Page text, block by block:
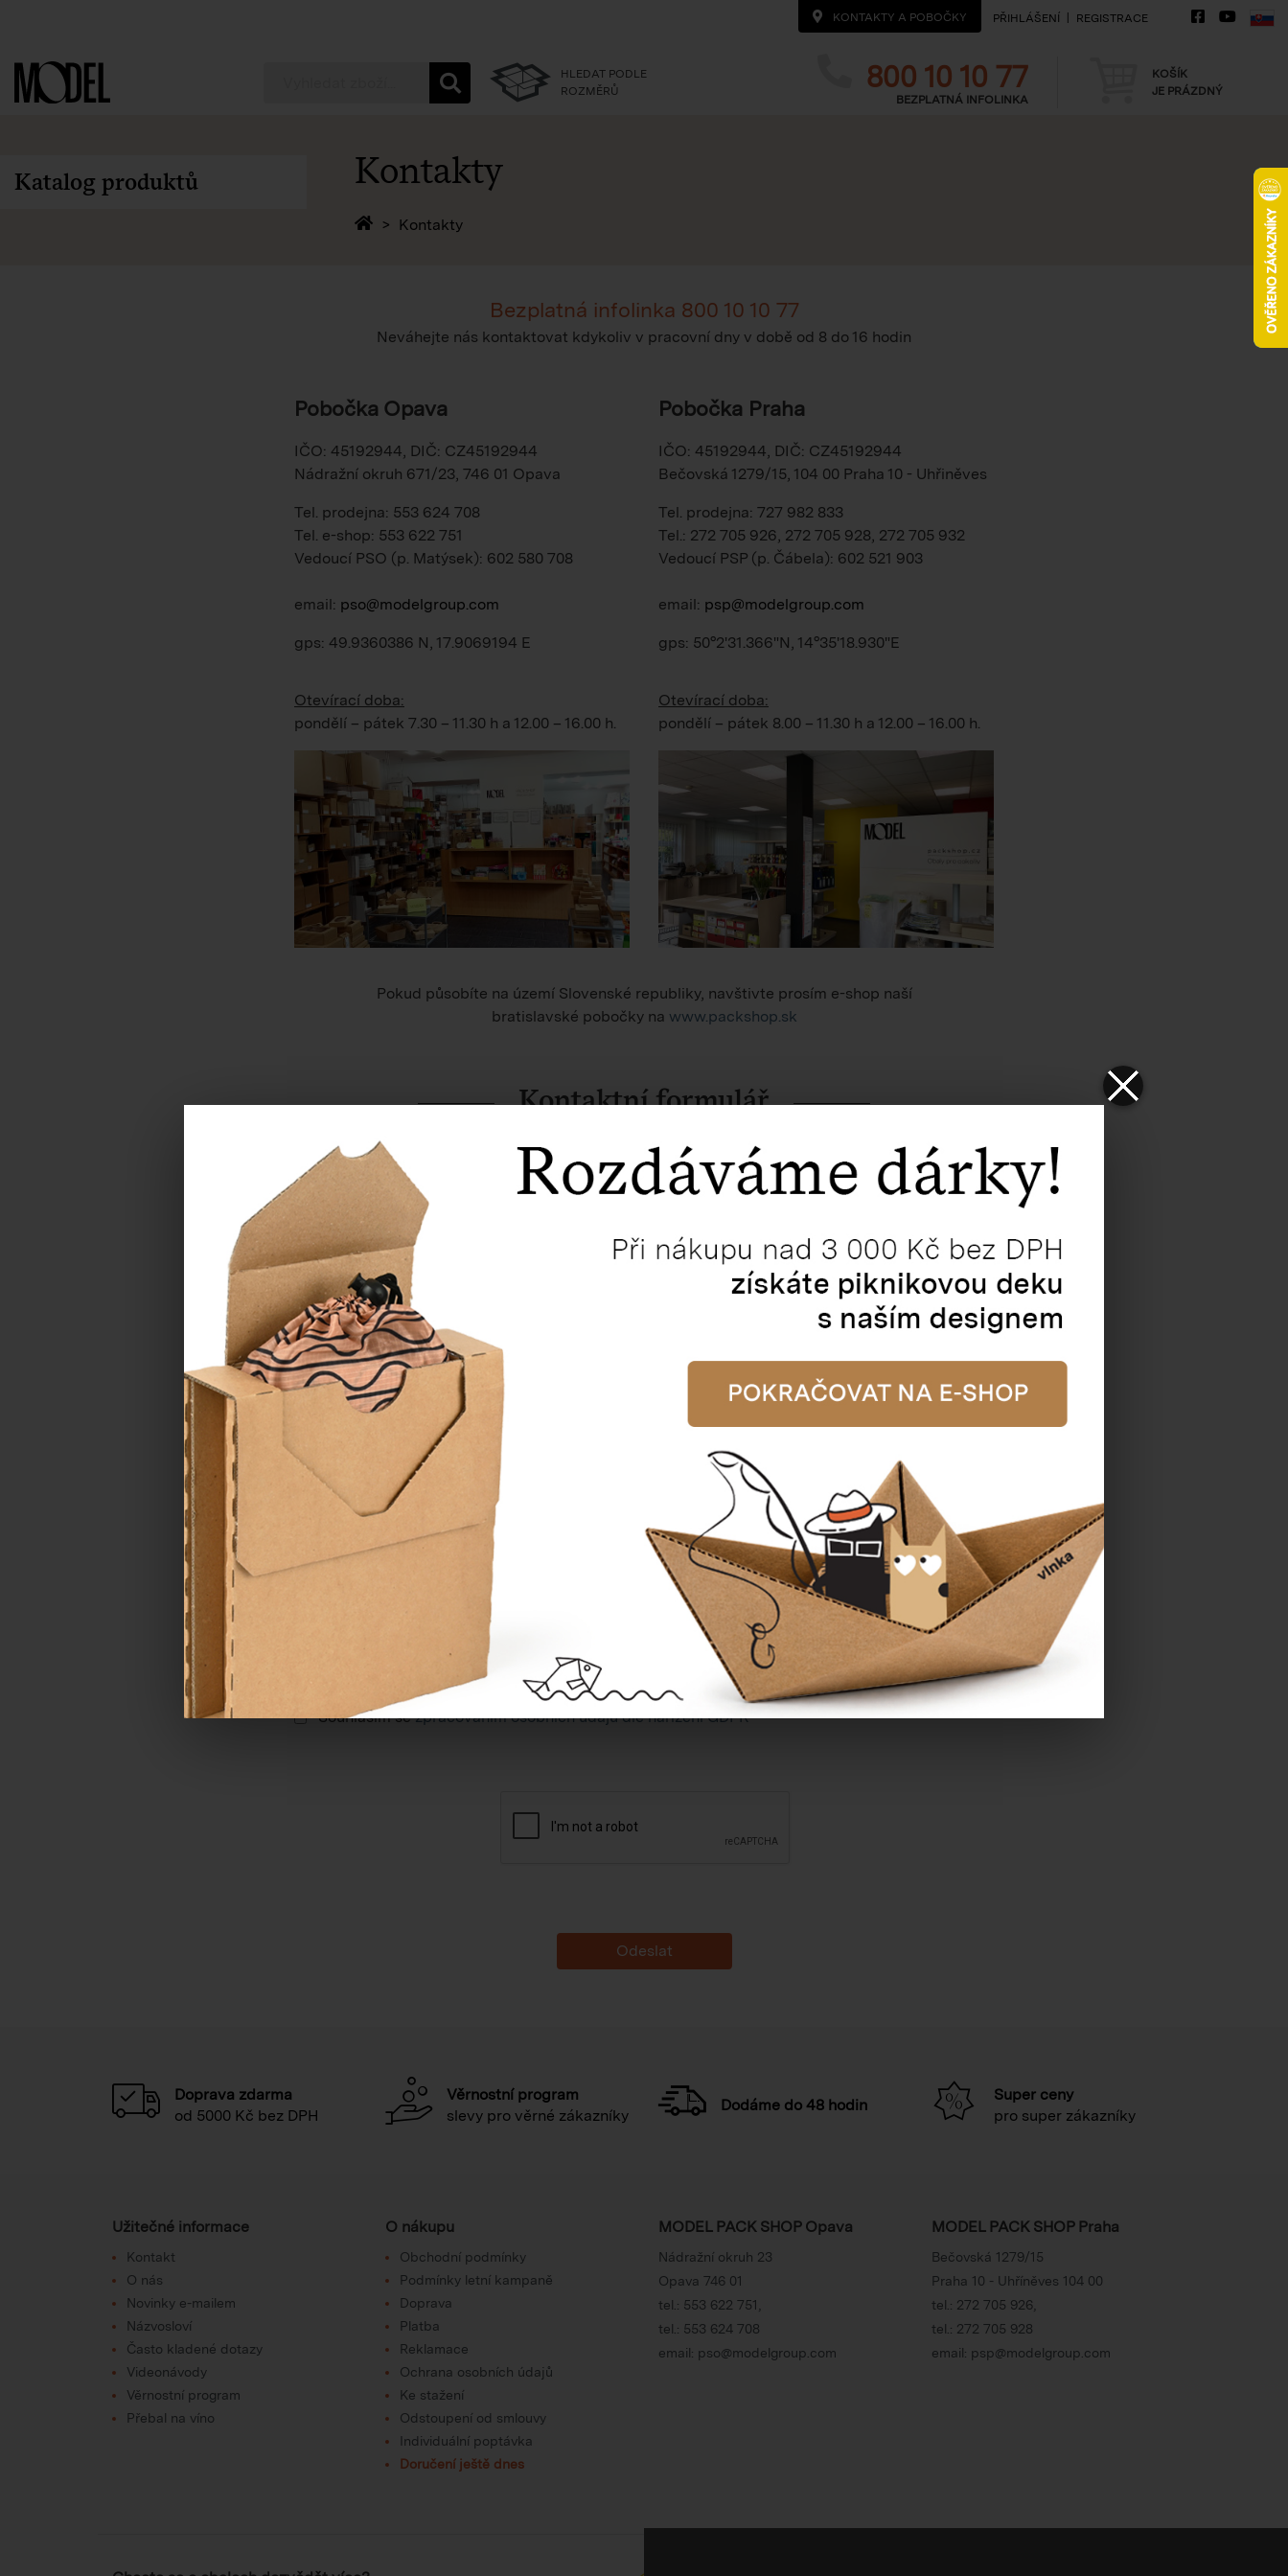
KONTAKTY A POBOČKY PŘIHLÁŠENÍ REGISTRACE
PackShop
HLEDAT PODLE
ROZMĚRŮ
Telefon
800 10 10 77
BEZPLATNÁ INFOLINKA Košík
KOŠÍK
JE PRÁZDNÝ
Katalog produktů Kontakty
Zpět na homepage
Kontakty
Bezplatná infolinka 800 10 10 77
Neváhejte nás kontaktovat kdykoliv v pracovní dny v době od 8 do 16 hodin
Pobočka Opava
IČO: 45192944, DIČ: CZ45192944
Nádražní okruh 671/23, 746 01 Opava
Tel. prodejna: 553 624 708
Tel. e-shop: 553 622 751
Vedoucí PSO (p. Matýsek): 602 580 708
email: pso@modelgroup.com
gps: 49.9360386 N, 17.9069194 E
Otevírací doba:
pondělí – pátek 7.30 – 11.30 h a 12.00 – 16.00 h.
Pobočka Praha
IČO: 45192944, DIČ: CZ45192944
Bečovská 1279/15, 104 00 Praha 10 - Uhřiněves
Tel. prodejna: 727 982 833
Tel.: 272 705 926, 272 705 928, 272 705 932
Vedoucí PSP (p. Čábela): 602 521 903
email: psp@modelgroup.com
gps: 50°2'31.366"N, 14°35'18.930"E
Otevírací doba:
pondělí – pátek 8.00 – 11.30 h a 12.00 – 16.00 h.
Pokud působíte na území Slovenské republiky, navštivte prosím e-shop naší
bratislavské pobočky na www.packshop.sk
Kontaktní formulář
Máte-li dotaz, napište nám do níže uvedeného formuláře nebo na e-mailpso@modelgroup.com
V nejbližším možném termínu odpovíme.
JMÉNO * PŘÍJMENÍ *
TELEFON
ZPRÁVA *
Souhlasím sezpracováním osobních údajů dle nařízení GDPR
Doprava zdarma
od 5000 Kč bez DPH
Věrnostní program
slevy pro věrné zákazníky
Dodáme do 48 hodin
Super ceny
pro super zákazníky
Užitečné informace
Kontakt
O nás
Novinky e-mailem
Názvosloví
Často kladené dotazy
Videonávody
Věrnostní program
Přebal na víno
O nákupu
Obchodní podmínky
Podmínky letní kampaně
Doprava
Platba
Reklamace
Ochrana osobních údajů
Ke stažení
Odstoupení od smlouvy
Individuální poptávka
Doručení ještě dnes
MODEL PACK SHOP Opava
Nádražní okruh 23
Opava 746 01
tel.: 553 622 751,
tel.: 553 624 708
email: pso@modelgroup.com
MODEL PACK SHOP Praha
Bečovská 1279/15
Praha 10 - Uhříněves 104 00
tel.: 272 705 926,
tel.: 272 705 928
email: psp@modelgroup.com